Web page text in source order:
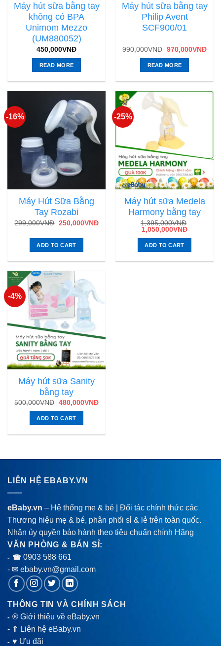
Máy hút sữa bằng tay
không có BPA
Unimom Mezzo
(UM880052)
450,000VNĐ
READ MORE
Máy hút sữa bằng tay
Philip Avent
SCF900/01
990,000VNĐ 970,000VNĐ
READ MORE
-16%
Máy Hút Sữa Bằng
Tay Rozabi
299,000VNĐ 250,000VNĐ
ADD TO CART
-25%
Máy hút sữa Medela
Harmony bằng tay
1,395,000VNĐ
1,050,000VNĐ
ADD TO CART
-4%
Máy hút sữa Sanity
bằng tay
500,000VNĐ 480,000VNĐ
ADD TO CART
LIÊN HỆ EBABY.VN
eBaby.vn – Hệ thống mẹ & bé | Đối tác chính thức các
Thương hiệu mẹ & bé, phân phối sỉ & lẻ trên toàn quốc.
Nhận ủy quyền bảo hành theo tiêu chuẩn chính Hãng
VĂN PHÒNG & BÁN SỈ:
- ☎ 0903 588 661
- ✉ ebaby.vn@gmail.com
THÔNG TIN VÀ CHÍNH SÁCH
-® Giới thiệu về eBaby.vn
- ⇑ Liên hệ eBaby.vn
-♥ Ưu đãi